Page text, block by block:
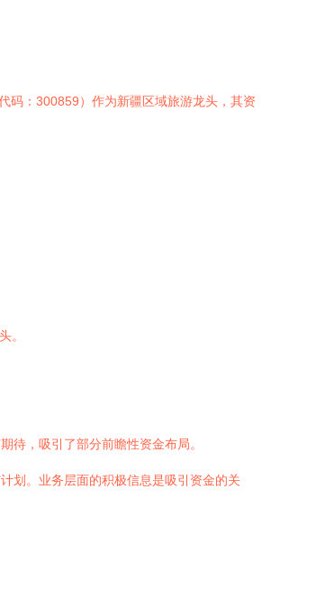
码：300859）作为新疆区域旅游龙头，其资
。
待，吸引了部分前瞻性资金布局。
划。业务层面的积极信息是吸引资金的关